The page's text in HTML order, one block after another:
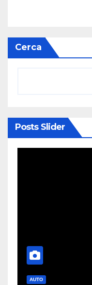
Cerca
Posts Slider
AUTO